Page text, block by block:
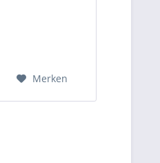
Merken